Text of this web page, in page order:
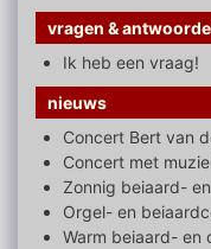
vragen &
Ik heb een vraag!
nieuws
Concert Bert van
Concert met
Zonnig beiaard-
Orgel- en
Warm beiaard- en